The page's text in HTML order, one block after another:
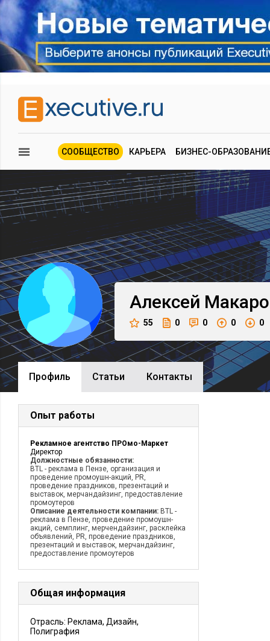
СООБЩЕСТВО КАРЬЕРА БИЗНЕС-
Алексей
55 0 0 0 0
Профиль Cтатьи Контакты
Опыт работы
Рекламное агентство ПРОмо-Маркет
Директор
Должностные обязанности:
BTL - реклама в Пензе, организация и
проведение промоушн-акций, PR,
проведение праздников, презентаций и
выставок, мерчандайзинг, предоставление
промоутеров
Описание деятельности компании: BTL -
реклама в Пензе, проведение промоушн-
акций, семплинг, мерчендайзинг, расклейка
объявлений, PR, проведение праздников,
презентаций и выставок, мерчандайзинг,
предоставление промоутеров
Общая информация
Отрасль: Реклама, Дизайн,
Полиграфия